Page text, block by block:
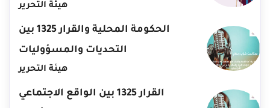
هيئة التحرير
الحكومة المحلية والقرار 1325 بين
التحديات والمسؤوليات
هيئة التحرير
القرار 1325 بين الواقع الاجتماعي